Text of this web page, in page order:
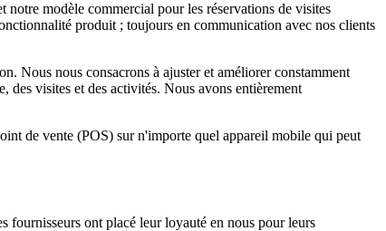
notre modèle commercial pour les réservations de visites
produit ; toujours en communication avec nos clients
Nous nous consacrons à ajuster et améliorer constamment
des visites et des activités. Nous avons entièrement
de vente (POS) sur n'importe quel appareil mobile qui peut
fournisseurs ont placé leur loyauté en nous pour leurs